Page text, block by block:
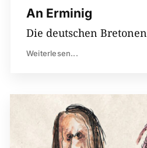
An Erminig
Die deutschen Bretonen
Weiterlesen...